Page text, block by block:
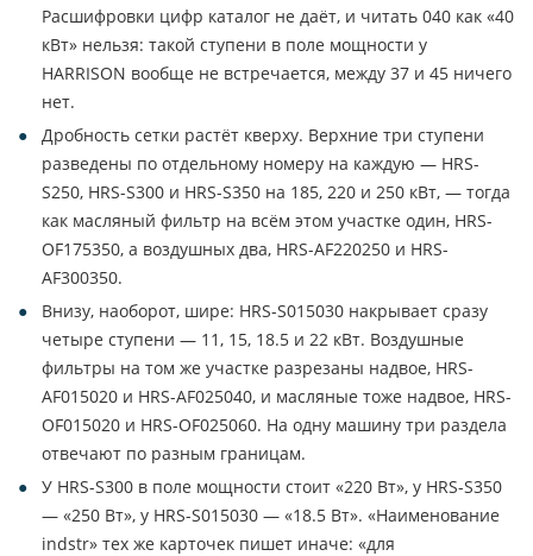
Расшифровки цифр каталог не даёт, и читать 040 как «40
кВт» нельзя: такой ступени в поле мощности у
HARRISON вообще не встречается, между 37 и 45 ничего
нет.
Дробность сетки растёт кверху. Верхние три ступени
разведены по отдельному номеру на каждую — HRS-
S250, HRS-S300 и HRS-S350 на 185, 220 и 250 кВт, — тогда
как масляный фильтр на всём этом участке один, HRS-
OF175350, а воздушных два, HRS-AF220250 и HRS-
AF300350.
Внизу, наоборот, шире: HRS-S015030 накрывает сразу
четыре ступени — 11, 15, 18.5 и 22 кВт. Воздушные
фильтры на том же участке разрезаны надвое, HRS-
AF015020 и HRS-AF025040, и масляные тоже надвое, HRS-
OF015020 и HRS-OF025060. На одну машину три раздела
отвечают по разным границам.
У HRS-S300 в поле мощности стоит «220 Вт», у HRS-S350
— «250 Вт», у HRS-S015030 — «18.5 Вт». «Наименование
indstr» тех же карточек пишет иначе: «для